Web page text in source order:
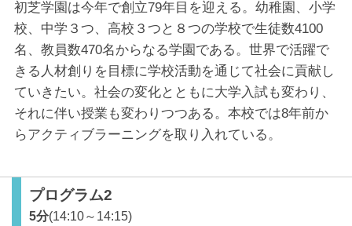
初芝学園は今年で創立79年目を迎える。幼稚園、小学
校、中学３つ、高校３つと８つの学校で生徒数4100
名、教員数470名からなる学園である。世界で活躍で
きる人材創りを目標に学校活動を通じて社会に貢献し
ていきたい。社会の変化とともに大学入試も変わり、
それに伴い授業も変わりつつある。本校では8年前か
らアクティブラーニングを取り入れている。
プログラム2
5分(14:10～14:15)